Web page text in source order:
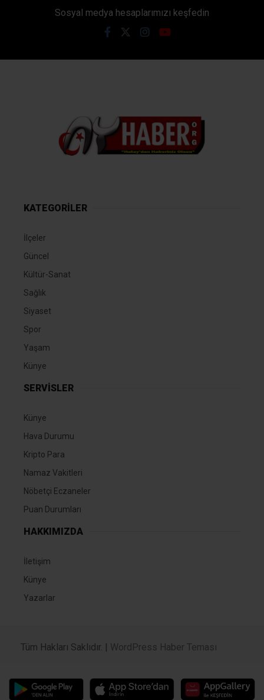
Sosyal medya hesaplarımızı keşfedin
KATEGORİLER
İlçeler
Güncel
Kültür-Sanat
Sağlık
Siyaset
Spor
Yaşam
Künye
SERVİSLER
Künye
Hava Durumu
Kripto Para
Namaz Vakitleri
Nöbetçi Eczaneler
Puan Durumları
HAKKIMIZDA
İletişim
Künye
Yazarlar
Tüm Hakları Saklıdır. | WordPress Haber Teması